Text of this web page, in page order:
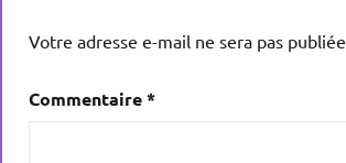
Votre adresse e-mail ne sera pas publiée.
Commentaire*